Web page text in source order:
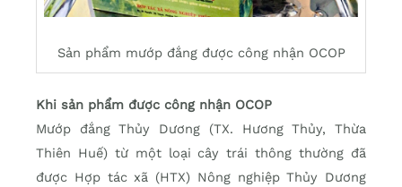
Sản phẩm mướp đắng được công nhận OCOP
Khi sản phẩm được công nhận OCOP
Mướp đắng Thủy Dương (TX. Hương Thủy, Thừa
Thiên Huế) từ một loại cây trái thông thường đã
được Hợp tác xã (HTX) Nông nghiệp Thủy Dương